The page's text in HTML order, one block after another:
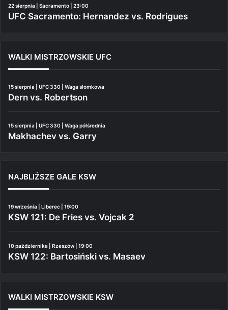
22 sierpnia | Sacramento | 23:00
UFC Sacramento: Hernandez vs. Rodrigues
WALKI MISTRZOWSKIE UFC
15 sierpnia | UFC 330 | Waga słomkowa
Dern vs. Robertson
15 sierpnia | UFC 330 | Waga półśrednia
Makhachev vs. Garry
NAJBLIŻSZE GALE KSW
19 września | Liberec | 19:00
KSW 121: De Fries vs. Vojcak 2
10 października | Rzeszów | 19:00
KSW 122: Bartosiński vs. Masaev
WALKI MISTRZOWSKIE KSW